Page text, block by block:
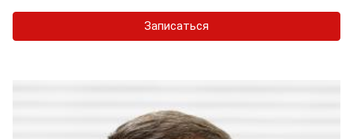
Записаться